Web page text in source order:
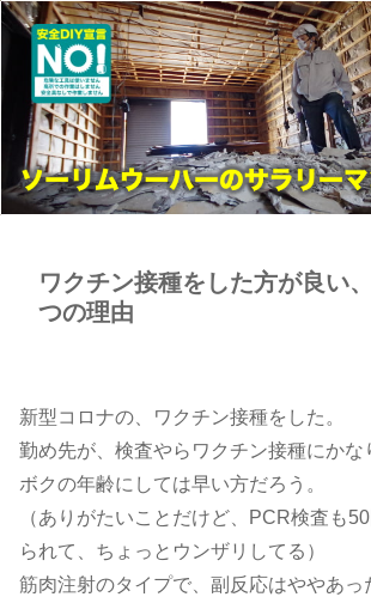
ワクチン接種をした方が良い
つの理由
​​​​​​​​​​​​​​新型コロナの、ワクチン接種をした。
勤め先が、検査やらワクチン接種にかな
ボクの年齢にしては早い方だろう。
（ありがたいことだけど、PCR検査も
られて、ちょっとウンザリしてる）
筋肉注射のタイプで、副反応はややあっ